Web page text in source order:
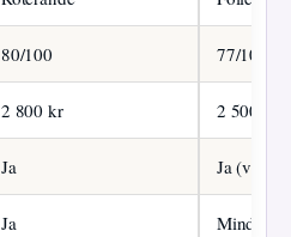
80/100 77/100
2 800 kr 2 500 kr
Ja Ja (vissa
Ja Mindre